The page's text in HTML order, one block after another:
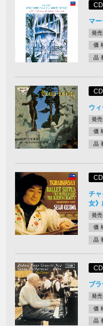
CD
マ
発売
価
品
CD
ウ
発売
価
品
CD
チ
女
発売
価
品
CD
ブ
発売
価
品